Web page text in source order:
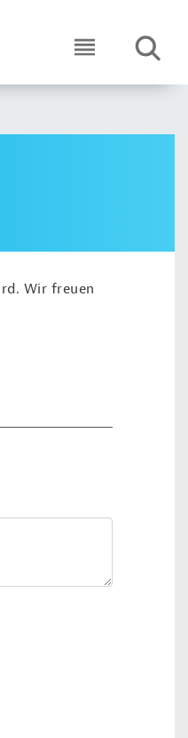
ICON ROUND
Wir freuen